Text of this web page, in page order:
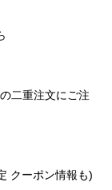
二重注文にご注
クーポン情報も)